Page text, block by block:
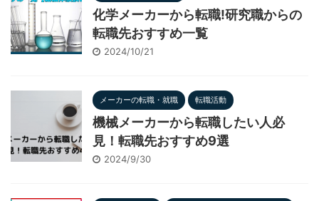
化学メーカーから転職!研究職からの
転職先おすすめ一覧
2024/10/21
メーカーの転職・就職 転職活動
機械メーカーから転職したい人必
見！転職先おすすめ9選
2024/9/30